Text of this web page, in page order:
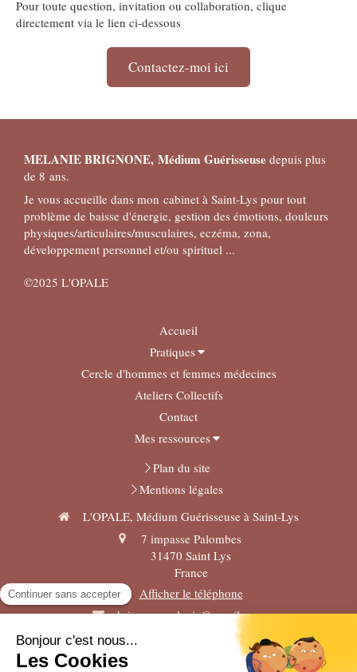
Pour toute question, invitation ou collaboration, clique
directement via le lien ci-dessous
Contactez-moi ici
MELANIE BRIGNONE, Médium Guérisseuse depuis plus
de 8 ans.
Je vous accueille dans mon cabinet à Saint-Lys pour tout
problème de baisse d'énergie, gestion des émotions, douleurs
physiques/articulaires/musculaires, eczéma, zona,
développement personnel et/ou spirituel ...
©2025 L'OPALE
Accueil
Pratiques
Cercle d'hommes et femmes médecines
Ateliers Collectifs
Contact
Mes ressources
Plan du site
Mentions légales
L'OPALE, Médium Guérisseuse à Saint-Lys
7 impasse Palombes
31470 Saint Lys
France
Afficher le téléphone
brignonemelanie@gmail.com
DuLundi à19h